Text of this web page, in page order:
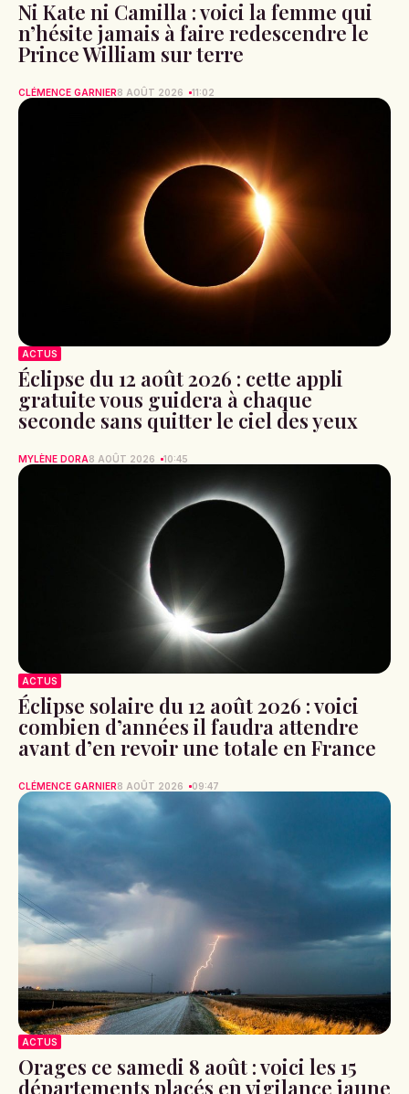
Ni Kate ni Camilla : voici la femme qui
n’hésite jamais à faire redescendre le
Prince William sur terre
CLÉMENCE GARNIER8 AOÛT 2026 11:02
ACTUS
Éclipse du 12 août 2026 : cette appli
gratuite vous guidera à chaque
seconde sans quitter le ciel des yeux
MYLÈNE DORA8 AOÛT 2026 10:45
ACTUS
Éclipse solaire du 12 août 2026 : voici
combien d’années il faudra attendre
avant d’en revoir une totale en France
CLÉMENCE GARNIER8 AOÛT 2026 09:47
ACTUS
Orages ce samedi 8 août : voici les 15
départements placés en vigilance jaune